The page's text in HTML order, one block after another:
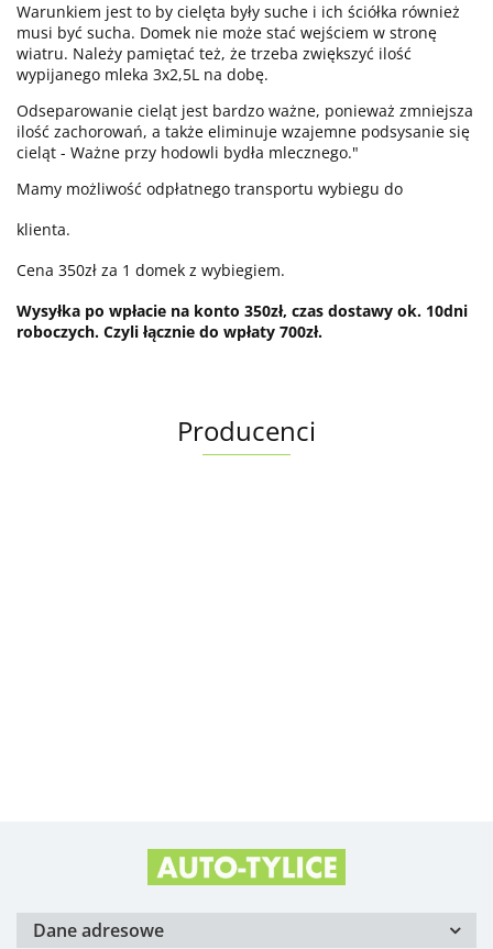
Warunkiem jest to by cielęta były suche i ich ściółka również
musi być sucha. Domek nie może stać wejściem w stronę
wiatru. Należy pamiętać też, że trzeba zwiększyć ilość
wypijanego mleka 3x2,5L na dobę.
Odseparowanie cieląt jest bardzo ważne, ponieważ zmniejsza
ilość zachorowań, a także eliminuje wzajemne podsysanie się
cieląt - Ważne przy hodowli bydła mlecznego."
Mamy możliwość odpłatnego transportu wybiegu do
klienta.
Cena 350zł za 1 domek z wybiegiem.
Wysyłka po wpłacie na konto 350zł, czas dostawy ok. 10dni
roboczych. Czyli łącznie do wpłaty 700zł.
Producenci
Dane adresowe